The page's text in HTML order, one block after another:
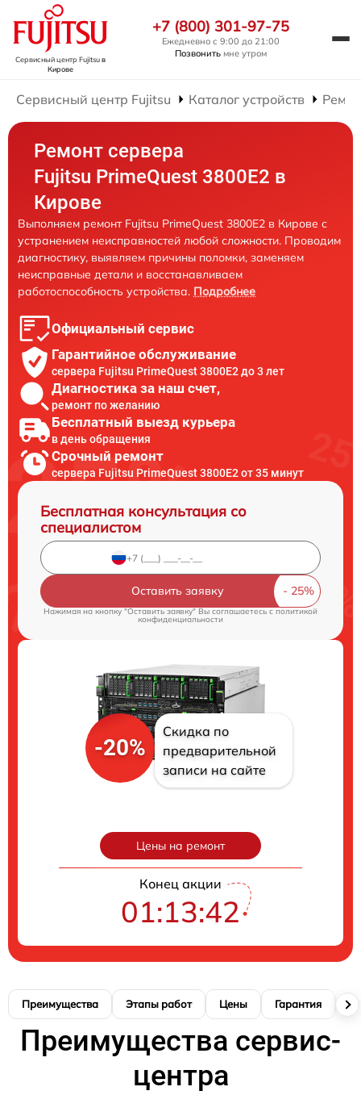
Сервисный центр Fujitsuв
Кирове
+7 (800) 301-97-75
Ежедневно с 9:00 до 21:00
Позвонить мне утром
Сервисный центр Fujitsu Каталог устройств
Ремонт сервера
Fujitsu PrimeQuest 3800E2 в
Кирове
Выполняем ремонт Fujitsu PrimeQuest 3800E2 в Кирове с
устранением неисправностей любой сложности. Проводим
диагностику, выявляем причины поломки, заменяем
неисправные детали и восстанавливаем
работоспособность устройства. Подробнее
Официальный сервис
Гарантийное обслуживание
сервера Fujitsu PrimeQuest 3800E2 до 3 лет
Диагностика за наш счет,
ремонт по желанию
Бесплатный выезд курьера
в день обращения
Срочный ремонт
сервера Fujitsu PrimeQuest 3800E2 от 35 минут
Бесплатная консультация со
специалистом
Оставить заявку
Нажимая на кнопку "Оставить заявку" Вы соглашаетесь cполитикой
конфиденциальности
-20%
Скидка по
предварительной
записи на сайте
Цены на ремонт
Конец акции
01:13:42
Преимущества Этапы работ Цены Гарантия
Преимущества сервис-
центра